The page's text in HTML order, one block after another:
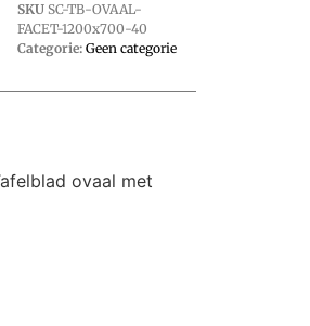
SKU SC-TB-OVAAL-
FACET-1200x700-40
Categorie: Geen categorie
ovaal met